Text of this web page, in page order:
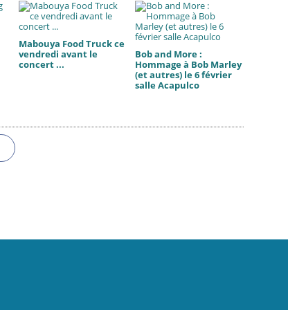
Mabouya Food Truck ce
vendredi avant le
concert ...
Bob and More :
Hommage à Bob Marley
(et autres) le 6 février
salle Acapulco